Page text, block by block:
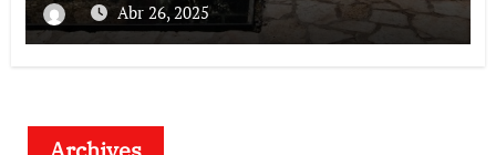
Abr 26, 2025